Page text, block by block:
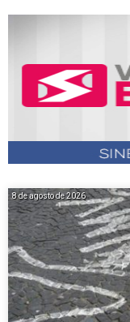
8 de agosto de 2026